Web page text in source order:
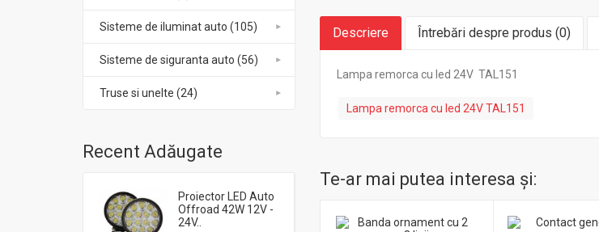
Sisteme de iluminat auto (105)
Sisteme de siguranta auto (56)
Truse si unelte (24)
Recent Adăugate
Proiector LED Auto
Offroad 42W 12V -
24V..
Descriere Întrebări despre produs (0)
Lampa remorca cu led 24V TAL151
Lampa remorca cu led 24V TAL151
Te-ar mai putea interesa şi: